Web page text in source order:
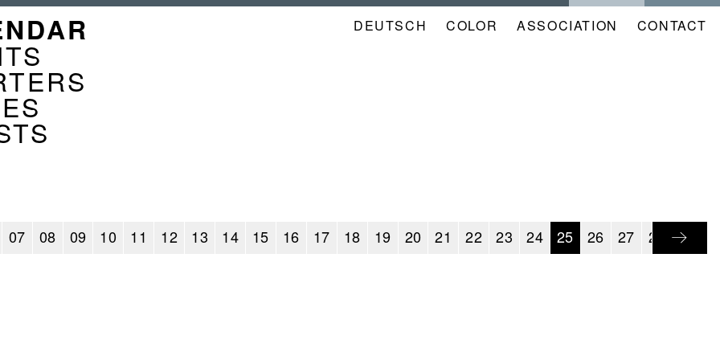
DEUTSCH COLOR NAVIGATION
ASSOCIATION CONTACT
07 08 09 10 11 12 13 14 15 16 17 18 19 20 21 22 23 24 25 26 27 28 29